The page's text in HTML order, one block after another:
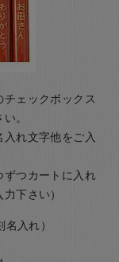
ェックボックス
。
れ文字他をご入
ずつカートに入れ
下さい）
入れ）